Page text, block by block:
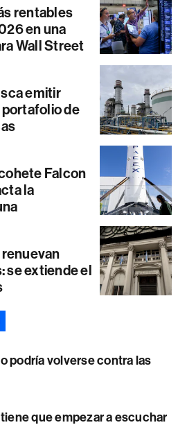
rentables
en una
Wall Street
emitir
portafolio de
Falcon
la
se extiende el
podría volverse contra las
que empezar a escuchar